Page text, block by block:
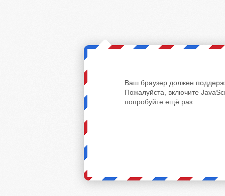
Ваш браузер должен
Пожалуйста, включите
попробуйте ещё раз